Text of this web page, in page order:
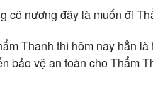
cô nương đây là muốn đi
Thanh thì hôm nay hẳn
bảo vệ an toàn cho Thẩm